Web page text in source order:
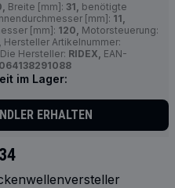
Breite [mm]: 31, benötigte
[mm]: 11,
[mm]: 120, Motorsteuerung:
Hersteller Artikelnummer:
Die Hersteller: RIDEX, EAN-
im Lager:
ERHALTEN